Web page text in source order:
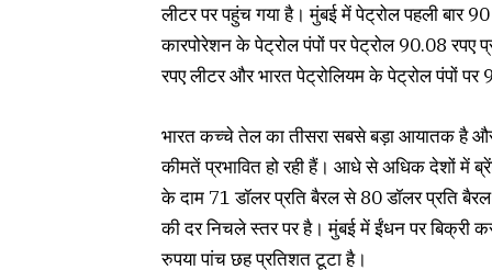
लीटर पर पहुंच गया है। मुंबई में पेट्रोल पहली
कारपोरेशन के पेट्रोल पंपों पर पेट्रोल 90.08 रपए
रपए लीटर और भारत पेट्रोलियम के पेट्रोल पंपों पर
भारत कच्चे तेल का तीसरा सबसे बड़ा आयातक है
कीमतें प्रभावित हो रही हैं। आधे से अधिक देशों में
के दाम 71 डॉलर प्रति बैरल से 80 डॉलर प्रति
की दर निचले स्तर पर है। मुंबई में ईंधन पर
रुपया पांच छह प्रतिशत टूटा है।